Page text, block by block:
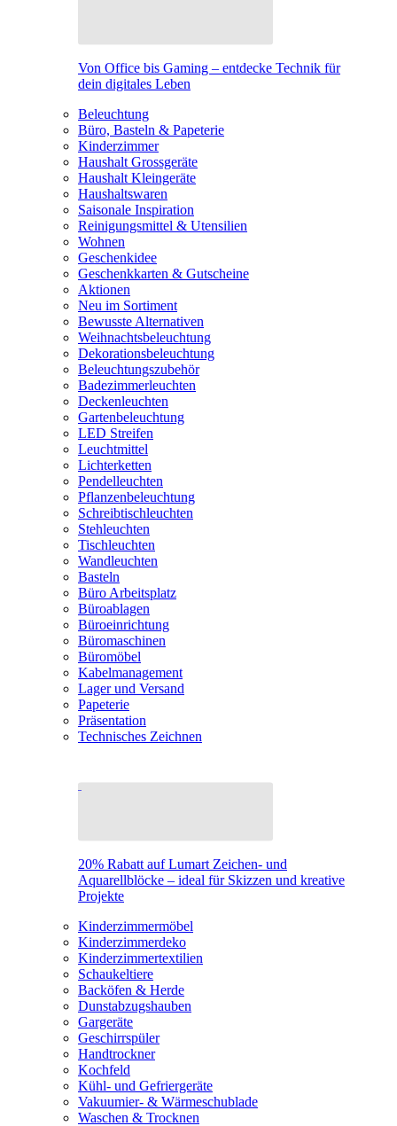
Von Office bis Gaming – entdecke Technik für
dein digitales Leben
Beleuchtung
Büro, Basteln & Papeterie
Kinderzimmer
Haushalt Grossgeräte
Haushalt Kleingeräte
Haushaltswaren
Saisonale Inspiration
Reinigungsmittel & Utensilien
Wohnen
Geschenkidee
Geschenkkarten & Gutscheine
Aktionen
Neu im Sortiment
Bewusste Alternativen
Weihnachtsbeleuchtung
Dekorationsbeleuchtung
Beleuchtungszubehör
Badezimmerleuchten
Deckenleuchten
Gartenbeleuchtung
LED Streifen
Leuchtmittel
Lichterketten
Pendelleuchten
Pflanzenbeleuchtung
Schreibtischleuchten
Stehleuchten
Tischleuchten
Wandleuchten
Basteln
Büro Arbeitsplatz
Büroablagen
Büroeinrichtung
Büromaschinen
Büromöbel
Kabelmanagement
Lager und Versand
Papeterie
Präsentation
Technisches Zeichnen
20% Rabatt auf Lumart Zeichen- und
Aquarellblöcke – ideal für Skizzen und kreative
Projekte
Kinderzimmermöbel
Kinderzimmerdeko
Kinderzimmertextilien
Schaukeltiere
Backöfen & Herde
Dunstabzugshauben
Gargeräte
Geschirrspüler
Handtrockner
Kochfeld
Kühl- und Gefriergeräte
Vakuumier- & Wärmeschublade
Waschen & Trocknen